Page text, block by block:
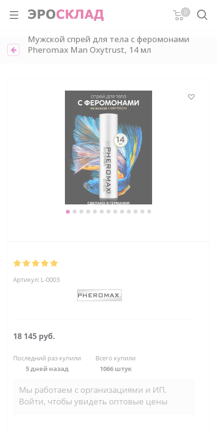
0
Мужской спрей для тела с феромонами
Pheromax Man Oxytrust, 14 мл
Артикул: L-0003
18 145 руб.
Последний раз купили
5 дней назад
Всего купили
1066 штук
Мы работаем с организациями и ИП.
Войти, чтобы увидеть оптовые цены